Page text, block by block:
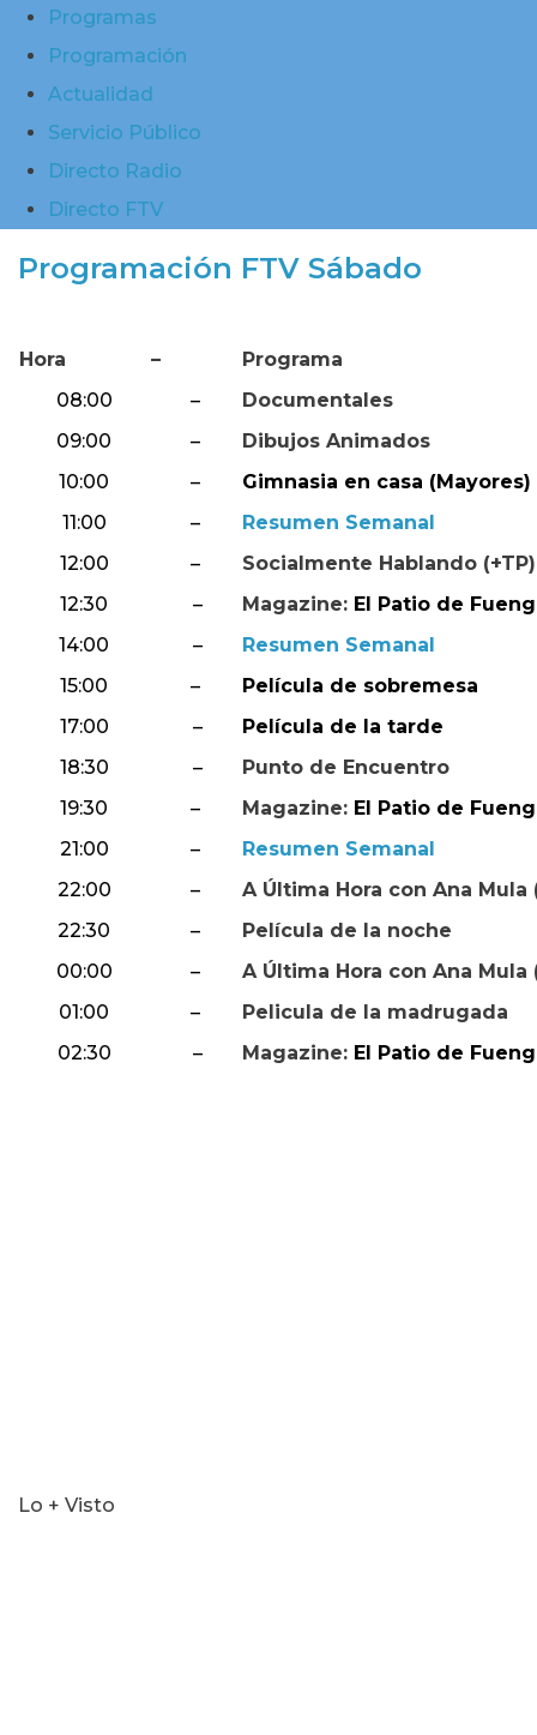
Programas
Programación
Actualidad
Servicio Público
Directo Radio
Directo FTV
Programación FTV Sábado
Hora –
Programa
08:00
–
Documentales
09:00
–
Dibujos Animados
10:00
–
Gimnasia en casa (Mayores)
11:00
–
Resumen Semanal
12:00
–
Socialmente Hablando (+TP)
12:30
– Magazine: El Patio de
14:00
–
Resumen Semanal
15:00
–
Película de sobremesa
17:00
–
Película de la tarde
18:30
–
Punto de Encuentro
19:30
– Magazine: El Patio de
21:00
–
Resumen Semanal
22:00
–
A Última Hora con Ana Mula
22:30
–
Película de la noche
00:00
–
A Última Hora con Ana Mula
01:00
–
Pelicula de la madrugada
02:30
– Magazine: El Patio de
Lo + Visto